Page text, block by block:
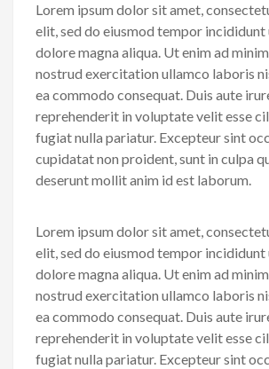
Lorem ipsum dolor sit amet,
elit, sed do eiusmod tempor
dolore magna aliqua. Ut enim ad
nostrud exercitation ullamco laboris
ea commodo consequat. Duis aute
reprehenderit in voluptate velit esse
fugiat nulla pariatur. Excepteur sint
cupidatat non proident, sunt in culpa
deserunt mollit anim id est laborum.
Lorem ipsum dolor sit amet,
elit, sed do eiusmod tempor
dolore magna aliqua. Ut enim ad
nostrud exercitation ullamco laboris
ea commodo consequat. Duis aute
reprehenderit in voluptate velit esse
fugiat nulla pariatur. Excepteur sint